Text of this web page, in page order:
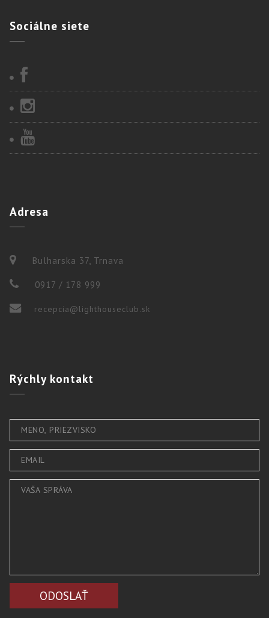
Sociálne siete
Adresa
Bulharska 37, Trnava
0917 / 178 999
recepcia@lighthouseclub.sk
Rýchlykontakt